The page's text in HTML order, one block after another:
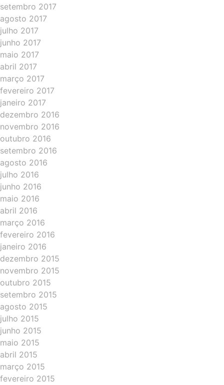
setembro 2017
agosto 2017
julho 2017
junho 2017
maio 2017
abril 2017
março 2017
fevereiro 2017
janeiro 2017
dezembro 2016
novembro 2016
outubro 2016
setembro 2016
agosto 2016
julho 2016
junho 2016
maio 2016
abril 2016
março 2016
fevereiro 2016
janeiro 2016
dezembro 2015
novembro 2015
outubro 2015
setembro 2015
agosto 2015
julho 2015
junho 2015
maio 2015
abril 2015
março 2015
fevereiro 2015